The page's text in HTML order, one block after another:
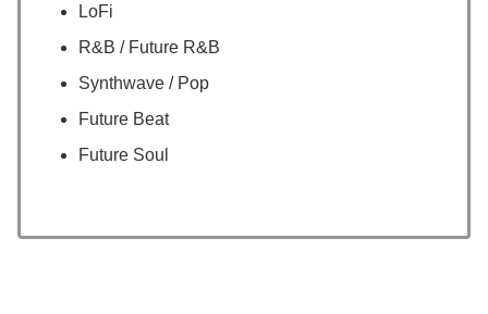
LoFi
R&B / Future R&B
Synthwave / Pop
Future Beat
Future Soul